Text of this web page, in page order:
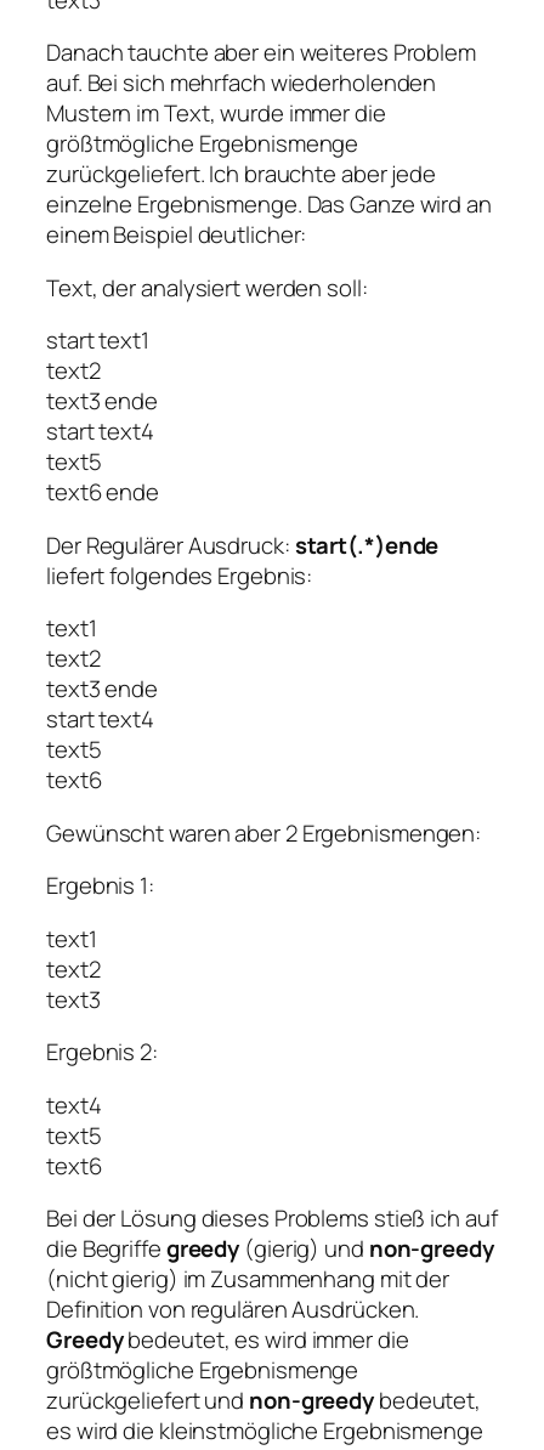
Danach tauchte aber ein weiteres Problem
auf. Bei sich mehrfach wiederholenden
Mustern im Text, wurde immer die
größtmögliche Ergebnismenge
zurückgeliefert. Ich brauchte aber jede
einzelne Ergebnismenge. Das Ganze wird an
einem Beispiel deutlicher:
Text, der analysiert werden soll:
start text1
text2
text3 ende
start text4
text5
text6 ende
Der Regulärer Ausdruck:start(.*)ende
liefert folgendes Ergebnis:
text1
text2
text3 ende
start text4
text5
text6
Gewünscht waren aber 2 Ergebnismengen:
Ergebnis 1:
text1
text2
text3
Ergebnis 2:
text4
text5
text6
Bei der Lösung dieses Problems stieß ich auf
die Begriffegreedy (gierig) und non-greedy
(nicht gierig) im Zusammenhang mit der
Definition von regulären Ausdrücken.
Greedybedeutet, es wird immer die
größtmögliche Ergebnismenge
zurückgeliefert und non-greedybedeutet,
es wird die kleinstmögliche Ergebnismenge